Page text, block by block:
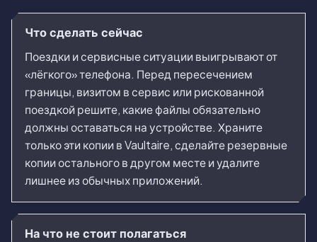
Что сделать сейчас
Поездки и сервисные ситуации выигрывают от
«лёгкого» телефона. Перед пересечением
границы, визитом в сервис или рискованной
поездкой решите, какие файлы обязательно
должны оставаться на устройстве. Храните
только эти копии в Vaultaire, сделайте резервные
копии остального в другом месте и удалите
лишнее из обычных приложений.
На что не стоит полагаться